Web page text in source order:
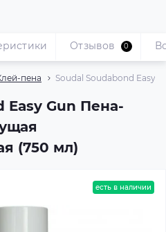
пена Soudal Soudabond Easy
Easy Gun Пена-
(750 мл)
Отзывов 0
есть в наличии